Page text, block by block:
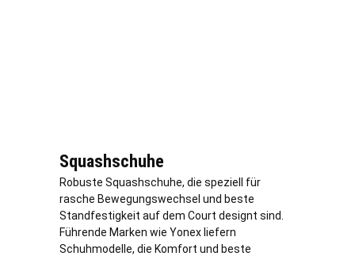
Squashschuhe
Robuste Squashschuhe, die speziell für
rasche Bewegungswechsel und beste
Standfestigkeit auf dem Court designt sind.
Führende Marken wie Yonex liefern
Schuhmodelle, die Komfort und beste